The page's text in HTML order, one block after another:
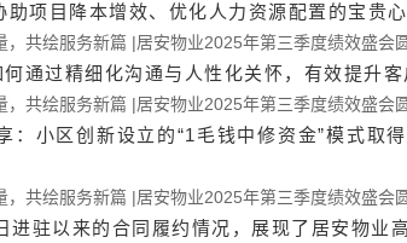
项目降本增效、优化人力资源配置的宝贵心
通过精细化沟通与人性化关怀，有效提升客
小区创新设立的“1毛钱中修资金”模式取
驻以来的合同履约情况，展现了居安物业